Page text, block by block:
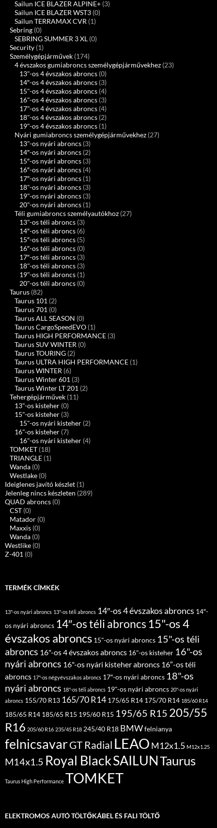
Sailun ICE BLAZER ALPINE+ (3)
Sailun ICE BLAZER WST3 (0)
Sailun TERRAMAX CVR (1)
Sebring (0)
SEBRING SUMMER 3 XL (0)
Security (1)
Személygépjárművek (174)
4 évszakos gumiabroncs személygépjárművekhez (23)
13"-os 4 évszakos abroncs (0)
14″-os 4 évszakos abroncs (3)
15"-os 4 évszakos abroncs (4)
16"-os 4 évszakos abroncs (3)
17"-os 4 évszakos abroncs (4)
18"-os 4 évszakos abroncs (2)
19"-os 4 évszakos abroncs (1)
Nyári gumiabroncs személygépjárművekhez (27)
13"-os nyári abroncs (3)
14″-os nyári abroncs (2)
15″-os nyári abroncs (3)
16″-os nyári abroncs (4)
17″-os nyári abroncs (1)
18"-os nyári abroncs (3)
19"-os nyári abroncs (3)
20"-os nyári abroncs (1)
Téli gumiabroncs személyautókhoz (27)
13"-os téli abroncs (3)
14″-os téli abroncs (6)
15″-os téli abroncs (5)
16″-os téli abroncs (0)
17″-os téli abroncs (3)
18"-os téli abroncs (3)
19"-os téli abroncs (1)
20"-os téli abroncs (0)
Taurus (82)
Taurus 101 (2)
Taurus 701 (0)
Taurus ALL SEASON (0)
Taurus CargoSpeedEVO (1)
Taurus HIGH PERFORMANCE (3)
Taurus SUV WINTER (0)
Taurus TOURING (2)
Taurus ULTRA HIGH PERFORMANCE (1)
Taurus WINTER (6)
Taurus Winter 601 (3)
Taurus Winter LT 201 (2)
Tehergépjárművek (11)
13"-os kisteher (0)
15"-os kisteher (3)
15"-os nyári kisteher (2)
16"-os kisteher (7)
16"-os nyári kisteher (4)
TOMKET (18)
TRIANGLE (1)
Wanda (0)
Westlake (0)
Ideiglenes javító készlet (1)
Jelenleg nincs készleten (289)
QUAD abroncs (0)
CST (0)
Matador (0)
Maxxis (0)
Wanda (0)
Westlike (0)
Z-401 (0)
TERMÉK CÍMKÉK
13"-os nyári abroncs 13"-os téli abroncs 14″-os 4 évszakos abroncs 14″-
os nyári abroncs 14″-os téli abroncs 15"-os 4
évszakos abroncs 15"-os nyári abroncs 15"-os téli
abroncs 16"-os 4 évszakos abroncs 16"-os kisteher 16"-os
nyári abroncs 16"-os nyári kisteher abroncs 16″-os téli
abroncs 17"-os négyévszakos abroncs 17″-os nyári abroncs 18"-os
nyári abroncs 18"-os téli abroncs 19"-os nyári abroncs 20"-os nyári
abroncs 155/70 R13 165/70 R14 175/65 R14 175/70 R14 185/60 R14
185/65 R14 185/65 R15 195/60 R15 195/65 R15 205/55
R16 205/60 R16 235/45 R18 245/40 R18 BMWfelnianya
felnicsavarGT Radial LEAO M12x1.5 M12x1.25
M14x1.5 Royal BlackSAILUNTaurus
Taurus High Performance TOMKET
ELEKTROMOS AUTÓ TÖLTŐKÁBEL ÉS FALI TÖLTŐ